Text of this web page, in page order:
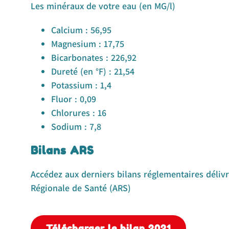
Les minéraux de votre eau (en MG/l)
Calcium : 56,95
Magnesium : 17,75
Bicarbonates : 226,92
Dureté (en °F) : 21,54
Potassium : 1,4
Fluor : 0,09
Chlorures : 16
Sodium : 7,8
Bilans ARS
Accédez aux derniers bilans réglementaires
Régionale de Santé (ARS)